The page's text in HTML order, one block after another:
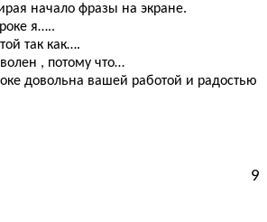
начало фразы на экране.
я…..
так как….
, потому что…
довольна вашей работой и радостью
9